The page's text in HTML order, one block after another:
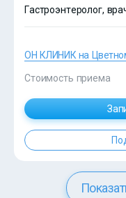
?>
Гастроэнтеролог,
ОН КЛИНИК на
Стоимость приема